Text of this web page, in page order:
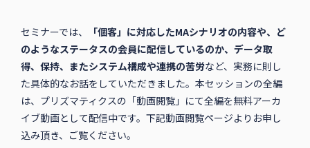
セミナーでは、
「個客」に対応したMAシナリオの内容や、ど
のようなステータスの会員に配信しているのか、データ取
得、保持、またシステム構成や連携の苦労など、実務に則し
た具体的なお話をしていただきました。本セッションの全編
は、プリズマティクスの「動画閲覧」にて全編を無料アーカ
イブ動画として配信中です。下記動画閲覧ページよりお申し
込み頂き、ご覧ください。